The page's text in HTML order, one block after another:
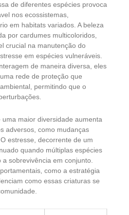
de diferentes espécies provoca
nos ecossistemas,
em habitats variados. A beleza
por cardumes multicoloridos,
crucial na manutenção do
em espécies vulneráveis.
de maneira diversa, eles
rede de proteção que
permitindo que o
maior diversidade aumenta
adversos, como mudanças
estresse, decorrente de um
quando múltiplas espécies
sobrevivência em conjunto.
como a estratégia
como essas criaturas se